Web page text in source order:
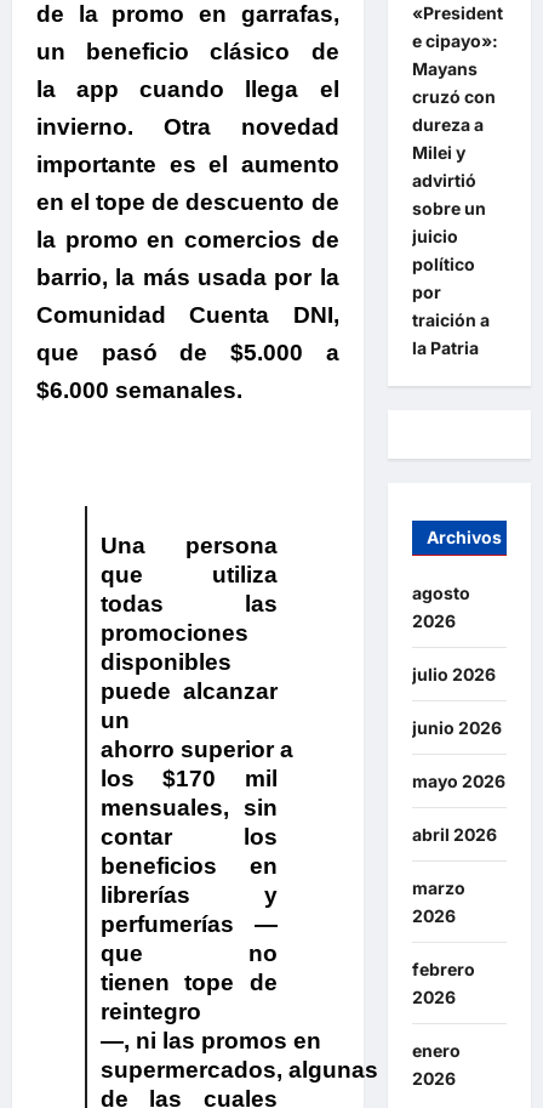
de la promo en garrafas,
un beneficio clásico de
la app cuando llega el
invierno. Otra novedad
importante es el aumento
en el tope de descuento de
la promo en comercios de
barrio, la más usada por la
Comunidad Cuenta DNI,
que pasó de $5.000 a
$6.000 semanales.
Una persona
que utiliza
todas las
promociones
disponibles
puede alcanzar
un
ahorro superior a
los $170 mil
mensuales, sin
contar los
beneficios en
librerías y
perfumerías —
que no
tienen tope de
reintegro
—, ni las promos en
supermercados, algunas
de las cuales
«President
e cipayo»:
Mayans
cruzó con
dureza a
Milei y
advirtió
sobre un
juicio
político
por
traición a
la Patria
Archivos
agosto
2026
julio 2026
junio 2026
mayo 2026
abril 2026
marzo
2026
febrero
2026
enero
2026